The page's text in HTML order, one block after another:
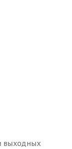
выходных